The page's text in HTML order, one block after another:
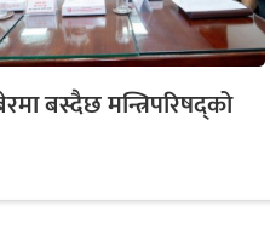
बस्दैछ मन्त्रिपरिषद्को